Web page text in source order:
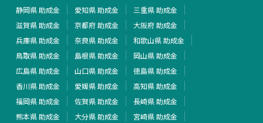
静岡県 助成金
愛知県 助成金
三重県 助成金
滋賀県 助成金
京都府 助成金
大阪府 助成金
兵庫県 助成金
奈良県 助成金
和歌山県 助成金
鳥取県 助成金
島根県 助成金
岡山県 助成金
広島県 助成金
山口県 助成金
徳島県 助成金
香川県 助成金
愛媛県 助成金
高知県 助成金
福岡県 助成金
佐賀県 助成金
長崎県 助成金
熊本県 助成金
大分県 助成金
宮崎県 助成金